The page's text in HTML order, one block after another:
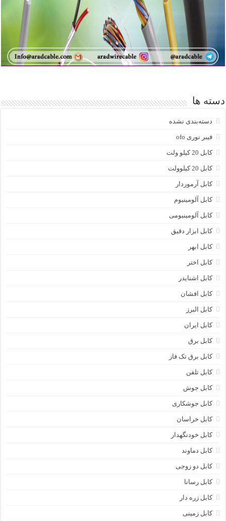
دسته ها
دسته‌بندی نشده
فیبر نوری ofo
کابل 20 کیلو ولت
کابل 20 کیلوولت
کابل آرموردار
کابل آلومینیوم
کابل آلومینیومی
کابل ابزار دقیق
کابل ابهر
کابل اختر
کابل اشنایدر
کابل افشان
کابل البرز
کابل ایران
کابل برق
کابل برق تک فاز
کابل تلفن
کابل جوش
کابل جوشکاری
کابل خراسان
کابل خودنگهدار
کابل دماوند
کابل دو زوجی
کابل رسانا
کابل زره دار
کابل زمینی